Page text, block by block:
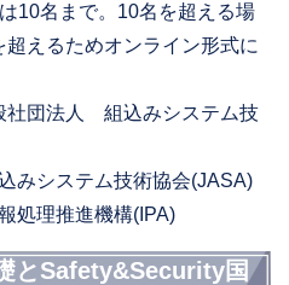
10名まで。10名を超える場
えるためオンライン形式に
団法人 組込みシステム技
みシステム技術協会(JASA)
処理推進機構(IPA)
とSafety&Security国